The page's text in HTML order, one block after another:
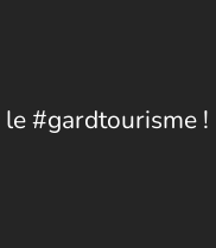
#gardtourisme !